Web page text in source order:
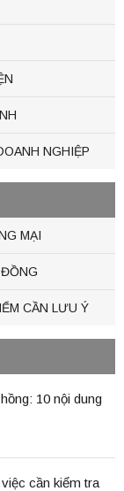
NGHIỆP
MẠI
CẦN LƯU Ý
10 nội dung
cần kiểm tra